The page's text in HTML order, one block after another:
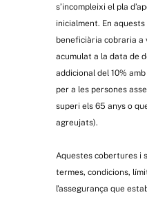
s’incompleixi el pla
inicialment. En
beneficiària cobraria a
acumulat a la data de
addicional del 10%
per a les persones
superi els 65 anys o
agreujats).
Aquestes cobertures i
termes, condicions,
l’assegurança que